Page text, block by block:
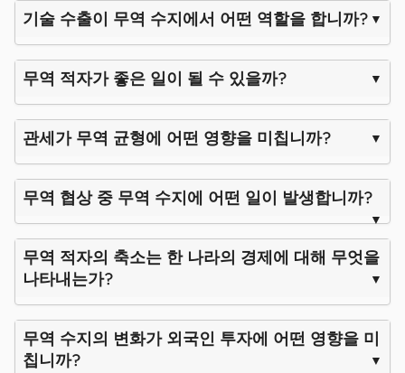
기술 수출이 무역 수지에서 어떤 역할을 합니까?
무역 적자가 좋은 일이 될 수 있을까?
관세가 무역 균형에 어떤 영향을 미칩니까?
무역 협상 중 무역 수지에 어떤 일이 발생합니까?
무역 적자의 축소는 한 나라의 경제에 대해 무엇을
나타내는가?
무역 수지의 변화가 외국인 투자에 어떤 영향을 미
칩니까?